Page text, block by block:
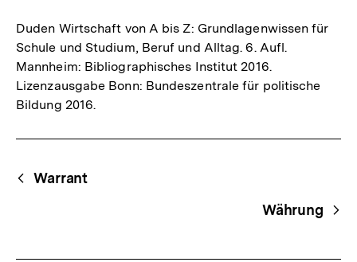
Duden Wirtschaft von A bis Z: Grundlagenwissen für
Schule und Studium, Beruf und Alltag. 6. Aufl.
Mannheim: Bibliographisches Institut 2016.
Lizenzausgabe Bonn: Bundeszentrale für politische
Bildung 2016.
Begriffsnavigation
Content-
Navigation
Warrant
Währung